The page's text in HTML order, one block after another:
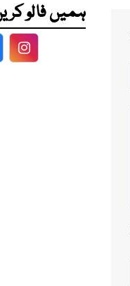
ہمیں فالو
Facebook